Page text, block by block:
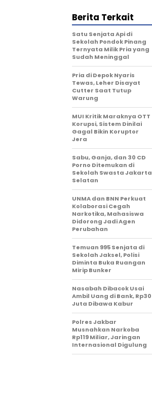
Berita Terkait
Satu Senjata Api di
Sekolah Pondok Pinang
Ternyata Milik Pria yang
Sudah Meninggal
Pria di Depok Nyaris
Tewas, Leher Disayat
Cutter Saat Tutup
Warung
MUI Kritik Maraknya OTT
Korupsi, Sistem Dinilai
Gagal Bikin Koruptor
Jera
Sabu, Ganja, dan 30 CD
Porno Ditemukan di
Sekolah Swasta Jakarta
Selatan
UNMA dan BNN Perkuat
Kolaborasi Cegah
Narkotika, Mahasiswa
Didorong Jadi Agen
Perubahan
Temuan 995 Senjata di
Sekolah Jaksel, Polisi
Diminta Buka Ruangan
Mirip Bunker
Nasabah Dibacok Usai
Ambil Uang di Bank, Rp30
Juta Dibawa Kabur
Polres Jakbar
Musnahkan Narkoba
Rp119 Miliar, Jaringan
Internasional Digulung